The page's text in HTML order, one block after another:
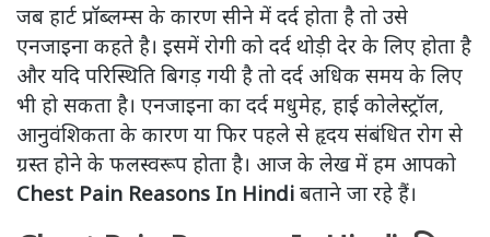
जब हार्ट प्रॉब्लम्स के कारण सीने में दर्द होता है तो उसे
एनजाइना कहते है। इसमें रोगी को दर्द थोड़ी देर के लिए होता है
और यदि परिस्थिति बिगड़ गयी है तो दर्द अधिक समय के लिए
भी हो सकता है। एनजाइना का दर्द मधुमेह, हाई कोलेस्ट्रॉल,
आनुवंशिकता के कारण या फिर पहले से हृदय संबंधित रोग से
ग्रस्त होने के फलस्वरूप होता है। आज के लेख में हम आपको
Chest Pain Reasons In Hindi बताने जा रहे हैं।